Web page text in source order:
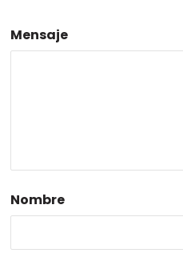
Mensaje
Nombre